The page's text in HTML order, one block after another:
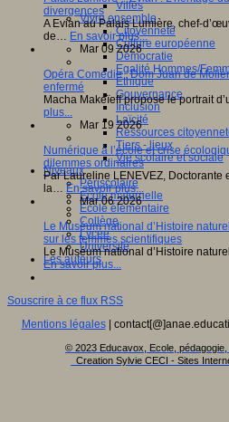
Villes
Vivre ensemble
Citoyenneté
Culture européenne
Démocratie
Egalité Hommes/
Ethique
Gouvernance
Inclusion
Laïcité
Ressources
Tiers - lieux
Vie scolaire et sociale
Niveaux
Périscolaire
Ecole maternelle
Ecole élémentaire
Collège
Lycée
Université
Les auteurs
divergences
A Evian au Palais Lumière, chef-
de… En savoir plus...
Mar 09 2026
Opéra Comédie : Dom Juan de
enfermé
Macha Makeïeff propose le portrait
plus...
Mar 19 2026
Numérique à l’école et crise
dilemmes ordinaires
Par Laureline LENEVEZ, Doctorante
la… En savoir plus...
Mar 06 2026
Le Muséum national d’Histoire
sur les femmes scientifiques
Le Muséum national d’Histoire
En savoir plus...
Souscrire à ce flux RSS
Mentions légales|
© 2023 Educavox, Ecole,
Creation Sylvie CECI - Sites